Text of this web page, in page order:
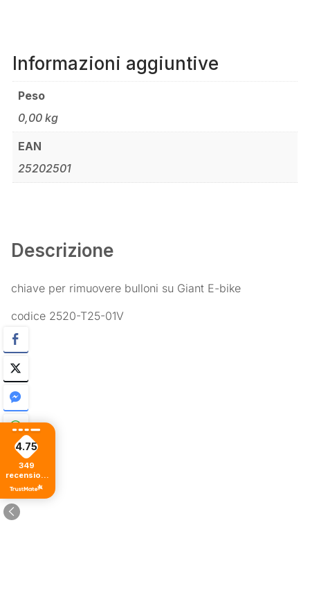
Informazioni aggiuntive
Peso
0,00 kg
EAN
25202501
Descrizione
chiave per rimuovere bulloni su Giant E-bike
codice 2520-T25-01V
4.75
349
recensioni
di tutti i
tempi